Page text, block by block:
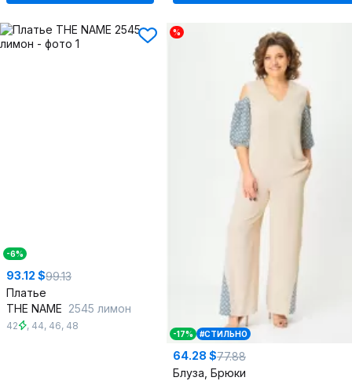
-6%
93.12 $99.13
Платье
THE NAME 2545 лимон
42 , 44, 46, 48
%
-17% #СТИЛЬНО
64.28 $77.88
Блуза, Брюки